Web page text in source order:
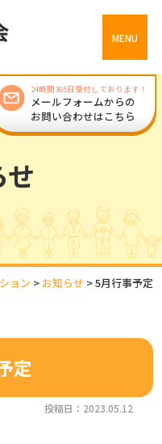
MENU
24時間365日受付しております！
メールフォームからの
お問い合わせはこちら
ョン > お知らせ >5月行事予定
定
投稿日：2023.05.12